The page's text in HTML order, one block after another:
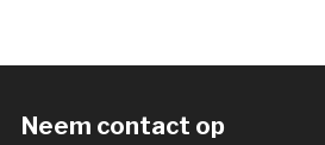
Neem contact op